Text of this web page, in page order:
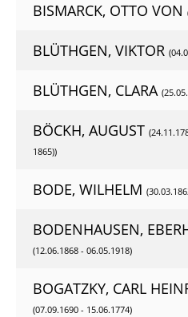
BISMARCK, OTTO VON
BLÜTHGEN, VIKTOR
BLÜTHGEN, CLARA
BÖCKH, AUGUST
1865))
BODE, WILHELM
BODENHAUSEN,
(12.06.1868 - 06.05.1918)
BOGATZKY, CARL
(07.09.1690 - 15.06.1774)